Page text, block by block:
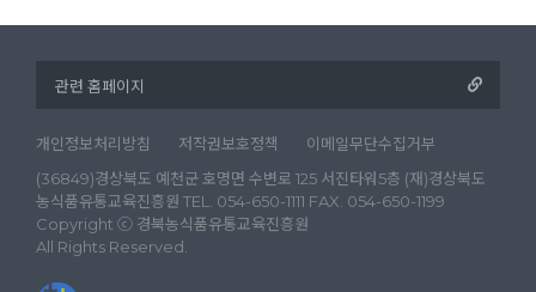
개인정보처리방침 저작권보호정책
이메일무단수집거부
(36849)경상북도 예천군 호명면 수변로 125 서진타워5층 (재)경상북도
농식품유통교육진흥원 TEL. 054-650-1111 FAX. 054-650-1199
Copyright ⓒ 경북농식품유통교육진흥원
All Rights Reserved.